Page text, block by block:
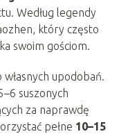
Według legendy
który często
swoim gościom.
upodobań.
suszonych
za naprawdę
pełne 10–15